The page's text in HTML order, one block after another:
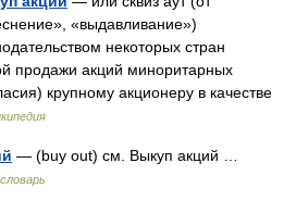
«выдавливание»)
некоторых стран
продажи акций миноритарных
крупному акционеру в качестве
— (buy out) см. Выкуп акций …